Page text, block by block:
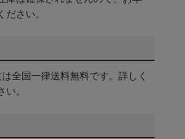
さい。
全国一律送料無料です。詳しく
い。